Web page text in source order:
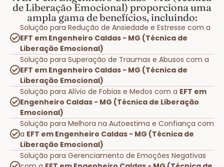
de Liberação Emocional) proporciona uma
ampla gama de benefícios, incluindo:
Solução para Redução de Ansiedade e Estresse com a
EFT em Engenheiro Caldas - MG (Técnica de
Liberação Emocional)
Solução para Superação de Traumas e Abusos com a
EFT em Engenheiro Caldas - MG (Técnica de
Liberação Emocional)
Solução para Alívio de Fobias e Medos com a EFT em
Engenheiro Caldas - MG (Técnica de Liberação
Emocional)
Solução para Melhora na Autoestima e Confiança com
a EFT em Engenheiro Caldas - MG (Técnica de
Liberação Emocional)
Solução para Gerenciamento de Emoções Negativas